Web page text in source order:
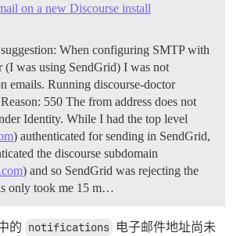
on a new Discourse install
When configuring SMTP with
(I was using SendGrid) I was not
emails. Running discourse-doctor
550 The from address does not
Identity. While I had the top level
) authenticated for sending in SendGrid,
the discourse subdomain
) and so SendGrid was rejecting the
only took me 15 m…
的 notifications 电子邮件地址尚未